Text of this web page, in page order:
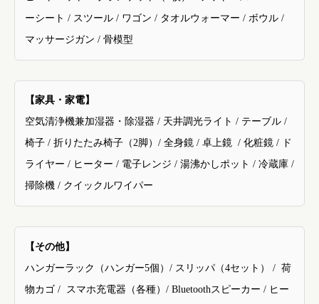
ーシート / スツール / ワゴン / タオルウォーマー / ボウル /
マッサージガン / 骨模型
【家具・家電】
空気清浄機兼加湿器・除湿器 / 天井調光ライト / テーブル /
椅子 / 折りたたみ椅子（2脚）/ 全身鏡 / 卓上鏡 / 化粧鏡 / ド
ライヤー / ヒーター / 電子レンジ / 湯沸かしポット / 冷蔵庫 /
掃除機 / クイックルワイパー
【その他】
ハンガーラック（ハンガー5個） / スリッパ（4セット） / 荷
物カゴ / スマホ充電器（各種） / Bluetooth スピーカー / ヒー